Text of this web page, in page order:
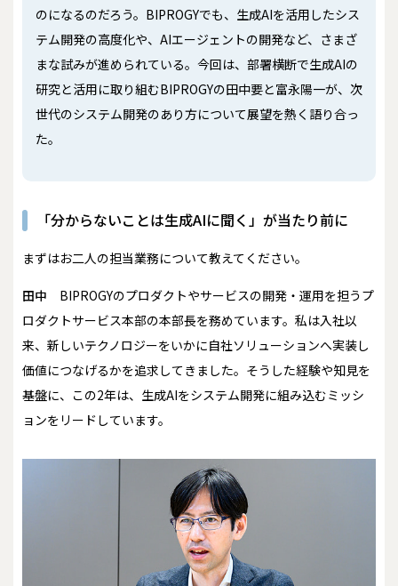
のになるのだろう。BIPROGYでも、生成AIを活用したシス
テム開発の高度化や、AIエージェントの開発など、さまざ
まな試みが進められている。今回は、部署横断で生成AIの
研究と活用に取り組むBIPROGYの田中要と富永陽一が、次
世代のシステム開発のあり方について展望を熱く語り合っ
た。
「分からないことは生成AIに聞く」が当たり前に
――まずはお二人の担当業務について教えてください。
田中
BIPROGYのプロダクトやサービスの開発・運用を担うプ
ロダクトサービス本部の本部長を務めています。私は入社以
来、新しいテクノロジーをいかに自社ソリューションへ実装し
価値につなげるかを追求してきました。そうした経験や知見を
基盤に、この2年は、生成AIをシステム開発に組み込むミッシ
ョンをリードしています。